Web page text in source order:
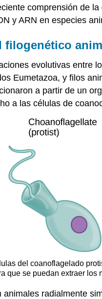
comprensión de
y ARN en especies
filogenético
evolutivas entre
Eumetazoa, y filos
a partir de un
a las células de
del coanoflagelado
que se puedan extraer los
radialmente